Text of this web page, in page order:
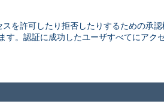
を許可したり拒否したりするための承認
す。認証に成功したユーザすべてにアク